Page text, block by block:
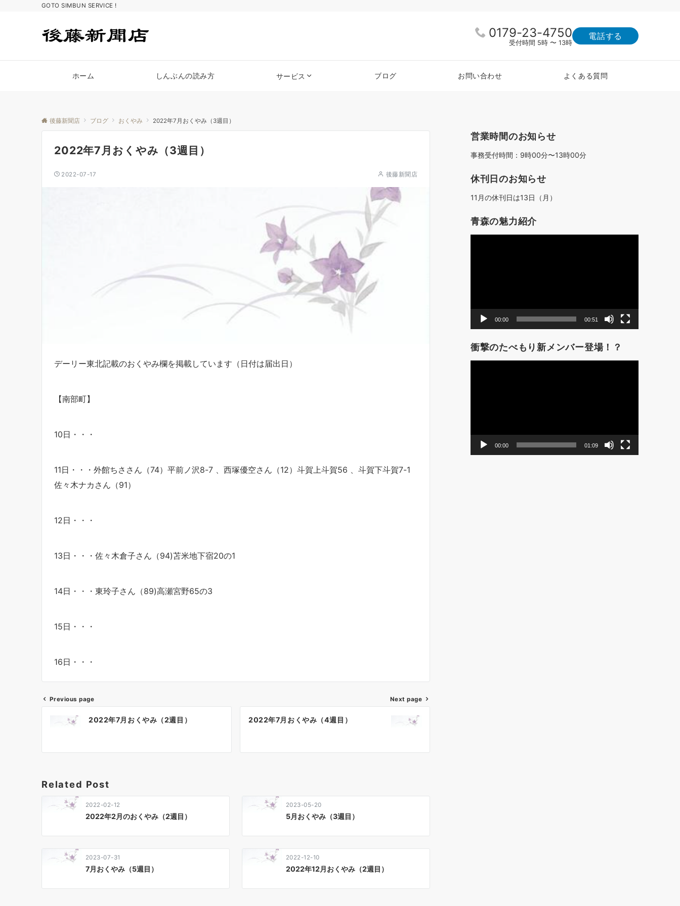
GOTO SIMBUN SERVICE !
0179-23-4750
受付時間 5時 〜 13時
電話する
ホーム しんぶんの読み方 サービス ブログ お問い合わせ よくある質問
後藤新聞店 ブログ おくやみ 2022年7月おくやみ（3週目）
2022年7月おくやみ（3週目）
2022-07-17 後藤新聞店
デーリー東北記載のおくやみ欄を掲載しています（日付は届出日）
【南部町】
10日・・・
11日・・・外館ちささん（74）平前ノ沢8-7 、西塚優空さん（12）斗賀上斗賀56 、斗賀下斗賀7-1
佐々木ナカさん（91）
12日・・・
13日・・・佐々木倉子さん（94)苫米地下宿20の1
14日・・・東玲子さん（89)高瀬宮野65の3
15日・・・
16日・・・
ナ
ゲ
ョ
Previous page
2022年7月おくやみ（2週目）
Next page
2022年7月おくやみ（4週目）
Related Post
2022-02-12
2022年2月のおくやみ（2週目）
2023-05-20
5月おくやみ（3週目）
2023-07-31
7月おくやみ（5週目）
2022-12-10
2022年12月おくやみ（2週目）
営業時間のお知らせ
事務受付時間：9時00分〜13時00分
休刊日のお知らせ
11月の休刊日は13日（月）
青森の魅力紹介
00:00 00:51
衝撃のたべもり新メンバー登場！？
00:00 01:09